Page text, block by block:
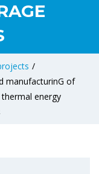
/
manufacturinG of
energy